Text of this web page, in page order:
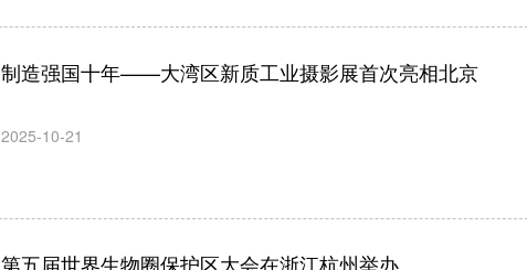
制造强国十年——大湾区新质工业摄影展首次亮相北京
2025-10-21
第五届世界生物圈保护区大会在浙江杭州举办